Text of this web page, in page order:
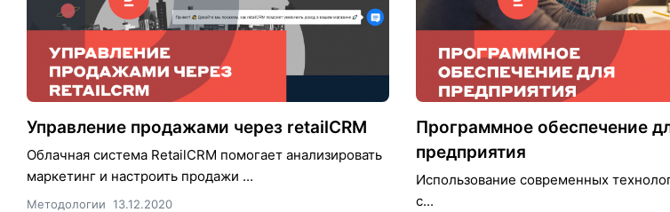
Управление продажами через retailCRM
Облачная система RetailCRM помогает анализировать
маркетинг и настроить продажи ...
Методологии 13.12.2020
Программное обеспечение
предприятия
Использование современных
с...